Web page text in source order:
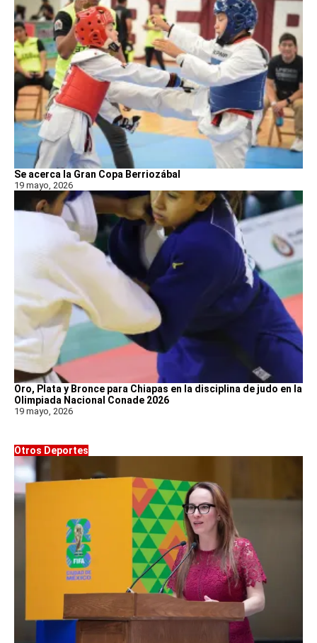
Se acerca la Gran Copa Berriozábal
19 mayo, 2026
Oro, Plata y Bronce para Chiapas en la disciplina de judo en la
Olimpiada Nacional Conade 2026
19 mayo, 2026
Otros Deportes